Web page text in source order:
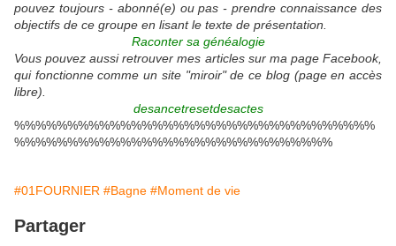
pouvez toujours - abonné(e) ou pas - prendre connaissance des
objectifs de ce groupe en lisant le texte de présentation.
Raconter sa généalogie
Vous pouvez aussi retrouver mes articles sur ma page Facebook,
qui fonctionne comme un site "miroir" de ce blog (page en accès
libre).
desancetresetdesactes
%%%%%%%%%%%%%%%%%%%%%%%%%%%%%%%%%%
%%%%%%%%%%%%%%%%%%%%%%%%%%%%%%
#01FOURNIER #Bagne #Moment de vie
Partager